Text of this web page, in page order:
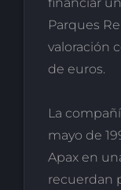
Parques
valoración
de euros.
La
mayo de
Apax en
recuerdan